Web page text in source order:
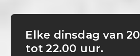
Elke dinsdag van
tot 22.00 uur.